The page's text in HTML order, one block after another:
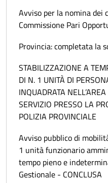
Avviso per la nomina dei
Commissione Pari
Provincia: completata la
STABILIZZAZIONE A
DI N. 1 UNITÀ DI
INQUADRATA
SERVIZIO PRESSO LA
POLIZIA PROVINCIALE
Avviso pubblico di
1 unità funzionario
tempo pieno e
Gestionale - CONCLUSA